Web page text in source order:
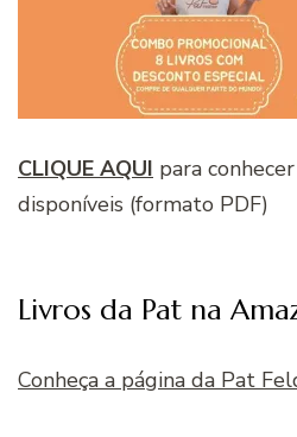
CLIQUE AQUI para
disponíveis (formato PDF)
Livros da Pat na
Conheça a página da Pat